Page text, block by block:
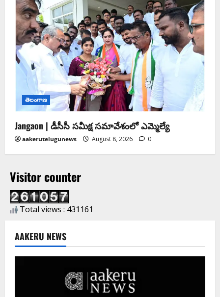
తెలంగాణ
Jangaon | డీసీసీ సమీక్ష సమావేశంలో ఎమ్మెల్యే
aakerutelugunews August 8, 2026 0
Visitor counter
Total views : 431161
AAKERU NEWS